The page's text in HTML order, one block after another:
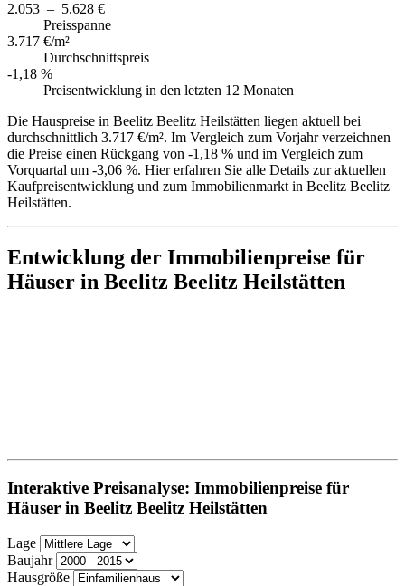
2.053 – 5.628 €
Preisspanne
3.717 €/m²
Durchschnittspreis
-1,18 %
Preisentwicklung in den letzten 12 Monaten
Die Hauspreise in Beelitz Beelitz Heilstätten liegen aktuell bei
durchschnittlich 3.717 €/m². Im Vergleich zum Vorjahr verzeichnen
die Preise einen Rückgang von -1,18 % und im Vergleich zum
Vorquartal um -3,06 %. Hier erfahren Sie alle Details zur aktuellen
Kaufpreisentwicklung und zum Immobilienmarkt in Beelitz Beelitz
Heilstätten.
Entwicklung der Immobilienpreise für
Häuser in Beelitz Beelitz Heilstätten
Interaktive Preisanalyse: Immobilienpreise für
Häuser in Beelitz Beelitz Heilstätten
Lage
Baujahr
Hausgröße